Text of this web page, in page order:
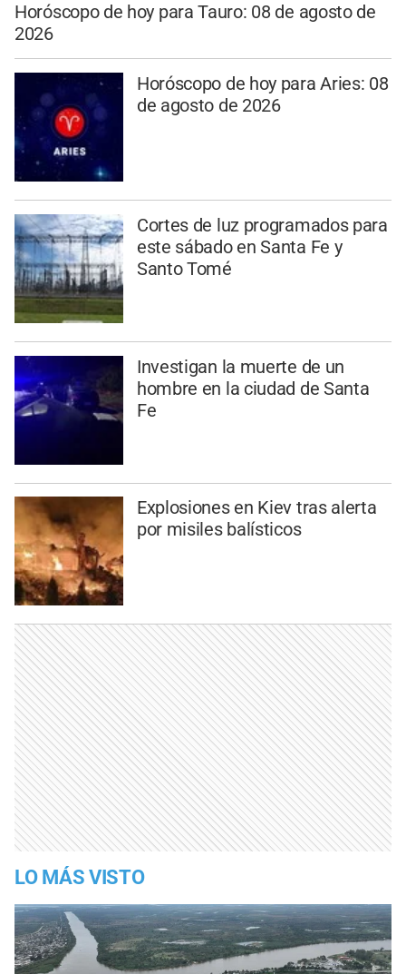
Horóscopo de hoy para Tauro: 08 de agosto de
2026
Horóscopo de hoy para Aries: 08
de agosto de 2026
Cortes de luz programados para
este sábado en Santa Fe y
Santo Tomé
Investigan la muerte de un
hombre en la ciudad de Santa
Fe
Explosiones en Kiev tras alerta
por misiles balísticos
LO MÁS VISTO